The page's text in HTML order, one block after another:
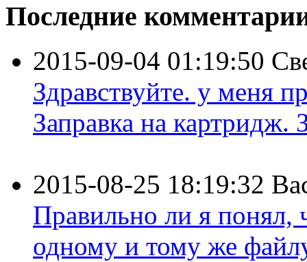
Последние
2015-09-04 01:19:50
Здравствуйте. у меня
Заправка на картридж.
2015-08-25 18:19:32
Правильно ли я понял,
одному и тому же